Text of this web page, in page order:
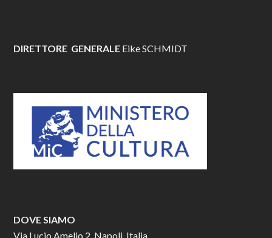
DIRETTORE GENERALE Eike SCHMIDT
DOVE SIAMO
Via Lucio Amelio 2, Napoli, Italia